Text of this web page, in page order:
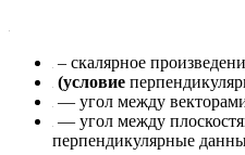
– скалярное
(условие
— угол между
— угол между
перпендикулярные